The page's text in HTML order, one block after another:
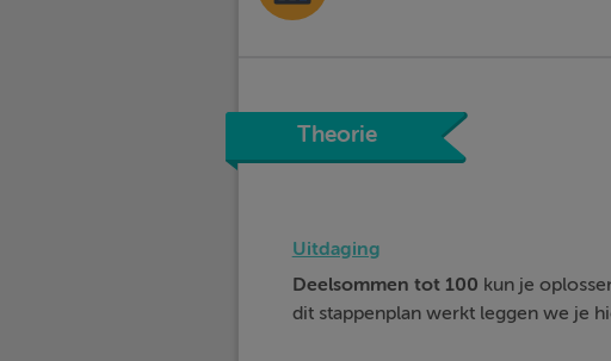
Theorie
Uitdaging
Deelsommen tot 100 kun je
dit stappenplan werkt leggen we je